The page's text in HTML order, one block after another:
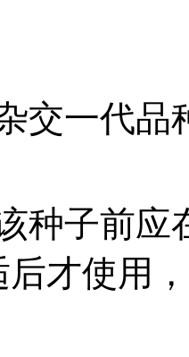
交一代品
种子前
才使用